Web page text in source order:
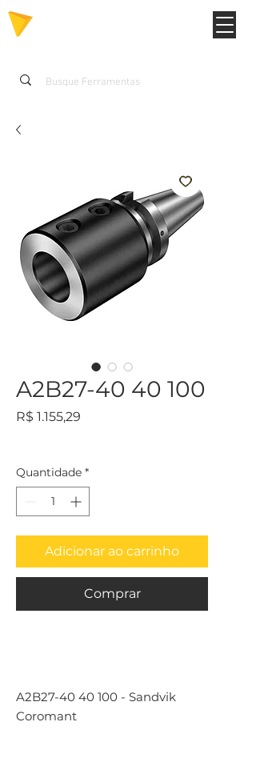
A2B27-40 40 100
R$ 1.155,29
Quantidade *
Adicionar ao carrinho
Comprar
A2B27-40 40 100 - Sandvik
Coromant